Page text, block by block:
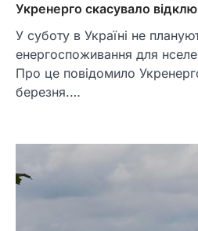
Укренерго скасувало
У суботу в Україні не
енергоспоживання для
Про це повідомило
березня.…